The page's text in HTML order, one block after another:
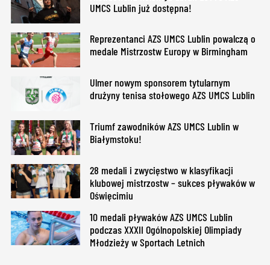
UMCS Lublin już dostępna!
Reprezentanci AZS UMCS Lublin powalczą o
medale Mistrzostw Europy w Birmingham
Ulmer nowym sponsorem tytularnym
drużyny tenisa stołowego AZS UMCS Lublin
Triumf zawodników AZS UMCS Lublin w
Białymstoku!
28 medali i zwycięstwo w klasyfikacji
klubowej mistrzostw – sukces pływaków w
Oświęcimiu
10 medali pływaków AZS UMCS Lublin
podczas XXXII Ogólnopolskiej Olimpiady
Młodzieży w Sportach Letnich